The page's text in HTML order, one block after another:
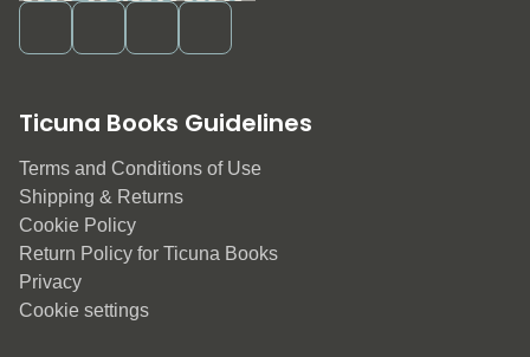
Ticuna Books Guidelines
Terms and Conditions of Use
Shipping & Returns
Cookie Policy
Return Policy for Ticuna Books
Privacy
Cookie settings